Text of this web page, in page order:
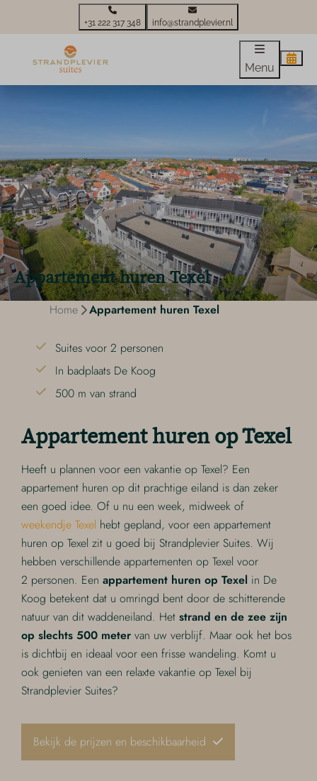
+31 222 317 348 info@strandplevier.nl
Menu
Appartement huren Texel
Home Appartement huren Texel
Suites voor 2 personen
In badplaats De Koog
500 m van strand
Appartement huren op Texel
Heeft u plannen voor een vakantie op Texel? Een
appartement huren op dit prachtige eiland is dan zeker
een goed idee. Of u nu een week, midweek of
weekendje Texel hebt gepland, voor een appartement
huren op Texel zit u goed bij Strandplevier Suites. Wij
hebben verschillende appartementen op Texel voor
2 personen. Eenappartement huren op Texel in De
Koog betekent dat u omringd bent door de schitterende
natuur van dit waddeneiland. Hetstrand en de zee zijn
op slechts 500 meter van uw verblijf. Maar ook het bos
is dichtbij en ideaal voor een frisse wandeling. Komt u
ook genieten van een relaxte vakantie op Texel bij
Strandplevier Suites?
Bekijk de prijzen en beschikbaarheid